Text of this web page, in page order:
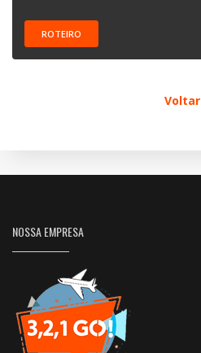
ROTEIRO
Voltar
NOSSA EMPRESA